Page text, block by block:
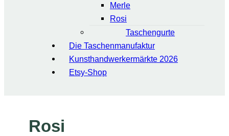
Merle
Rosi
Taschengurte
Die Taschenmanufaktur
Kunsthandwerkermärkte 2026
Etsy-Shop
Rosi